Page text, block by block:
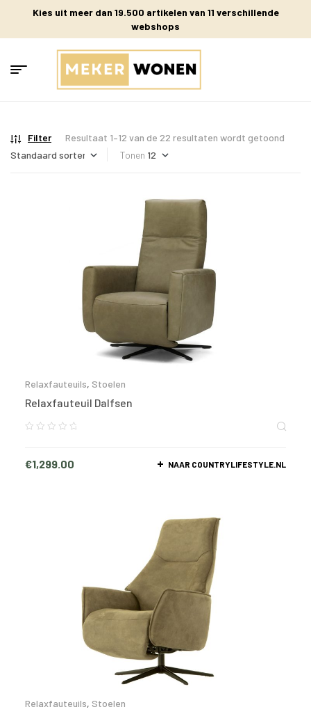
Kies uit meer dan 19.500 artikelen van 11 verschillende
webshops
Filter
Resultaat 1–12 van de 22 resultaten wordt getoond
Tonen
Relaxfauteuils, Stoelen
Relaxfauteuil Dalfsen
€1,299.00 NAAR COUNTRYLIFESTYLE.NL
Relaxfauteuils, Stoelen